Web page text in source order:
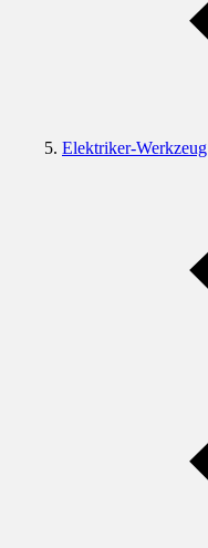
Elektriker-Werkzeug